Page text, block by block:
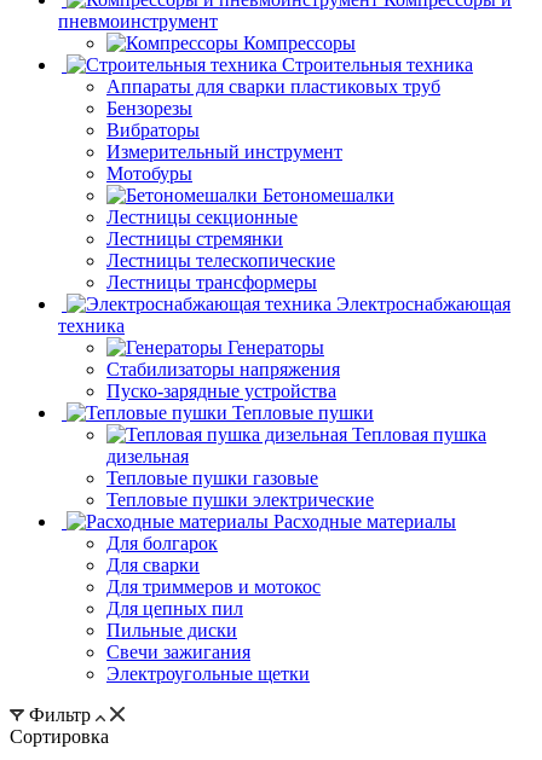
пневмоинструмент
Компрессоры
Строительныя техника
Аппараты для сварки пластиковых труб
Бензорезы
Вибраторы
Измерительный инструмент
Мотобуры
Бетономешалки
Лестницы секционные
Лестницы стремянки
Лестницы телескопические
Лестницы трансформеры
Электроснабжающая
техника
Генераторы
Стабилизаторы напряжения
Пуско-зарядные устройства
Тепловые пушки
Тепловая пушка
дизельная
Тепловые пушки газовые
Тепловые пушки электрические
Расходные материалы
Для болгарок
Для сварки
Для триммеров и мотокос
Для цепных пил
Пильные диски
Свечи зажигания
Электроугольные щетки
Фильтр
Сортировка